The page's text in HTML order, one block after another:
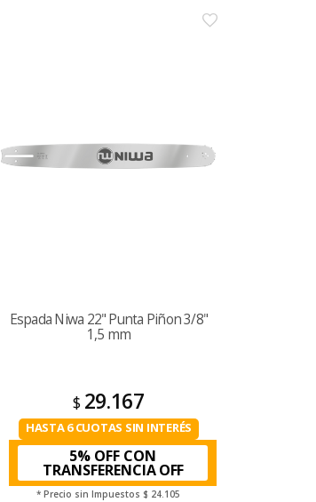
Espada Niwa 22" Punta Piñon 3/8"
1,5 mm
$ 29.167
HASTA 6 CUOTAS SIN INTERÉS
5% OFF CON
TRANSFERENCIA
* Precio sin Impuestos $ 24.105